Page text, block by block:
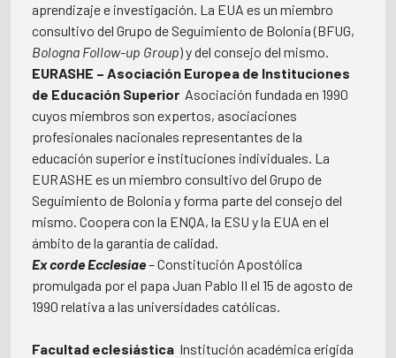
aprendizaje e investigación. La EUA es un miembro
consultivo del Grupo de Seguimiento de Bolonia (BFUG,
Bologna Follow-up Group) y del consejo del mismo.
EURASHE – Asociación Europea de Instituciones
de Educación Superior  Asociación fundada en 1990
cuyos miembros son expertos, asociaciones
profesionales nacionales representantes de la
educación superior e instituciones individuales. La
EURASHE es un miembro consultivo del Grupo de
Seguimiento de Bolonia y forma parte del consejo del
mismo. Coopera con la ENQA, la ESU y la EUA en el
ámbito de la garantía de calidad.
Ex corde Ecclesiae– Constitución Apostólica
promulgada por el papa Juan Pablo II el 15 de agosto de
1990 relativa a las universidades católicas.
Facultad eclesiástica  Institución académica erigida